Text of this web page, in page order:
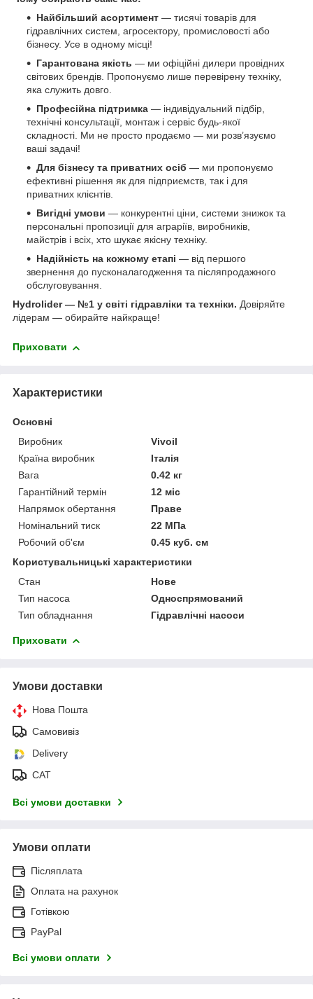
Найбільший асортимент — тисячі товарів для
гідравлічних систем, агросектору, промисловості або
бізнесу. Усе в одному місці!
Гарантована якість — ми офіційні дилери провідних
світових брендів. Пропонуємо лише перевірену техніку,
яка служить довго.
Професійна підтримка — індивідуальний підбір,
технічні консультації, монтаж і сервіс будь-якої
складності. Ми не просто продаємо — ми розв’язуємо
ваші задачі!
Для бізнесу та приватних осіб — ми пропонуємо
ефективні рішення як для підприємств, так і для
приватних клієнтів.
Вигідні умови — конкурентні ціни, системи знижок та
персональні пропозиції для аграріїв, виробників,
майстрів і всіх, хто шукає якісну техніку.
Надійність на кожному етапі — від першого
звернення до пусконалагодження та післяпродажного
обслуговування.
Hydrolider — №1 у світі гідравліки та техніки. Довіряйте
лідерам — обирайте найкраще!
Приховати
Характеристики
Основні
Виробник
Vivoil
Країна виробник
Італія
Вага
0.42 кг
Гарантійний термін
12 міс
Напрямок обертання
Праве
Номінальний тиск
22 МПа
Робочий об'єм
0.45 куб. см
Користувальницькі характеристики
Стан
Нове
Тип насоса
Односпрямований
Тип обладнання
Гідравлічні насоси
Приховати
Умови доставки
Нова Пошта
Самовивіз
Delivery
САТ
Всі умови доставки
Умови оплати
Післяплата
Оплата на рахунок
Готівкою
PayPal
Всі умови оплати